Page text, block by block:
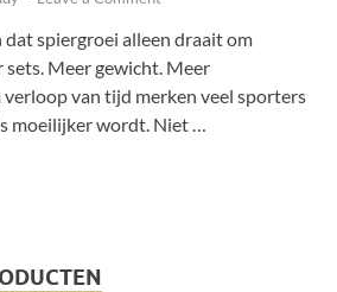
dat spiergroei alleen draait om
Meer gewicht. Meer
verloop van tijd merken veel sporters
moeilijker wordt. Niet …